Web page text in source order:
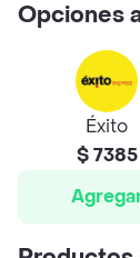
Opciones
Éxito
$ 7385